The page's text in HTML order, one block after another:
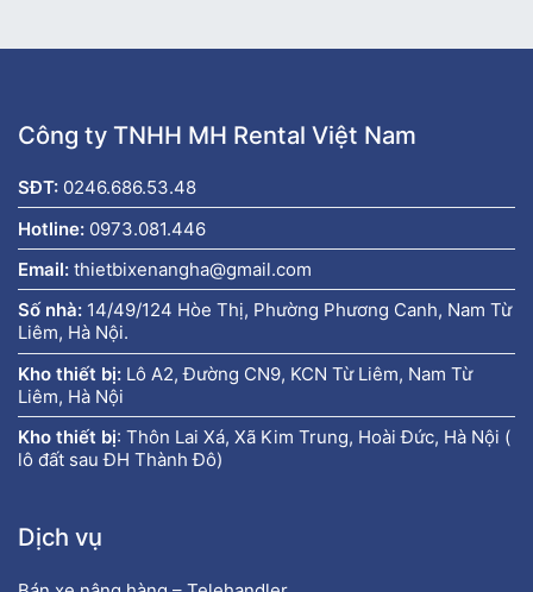
Công ty TNHH MH Rental Việt Nam
SĐT: 0246.686.53.48
Hotline: 0973.081.446
Email: thietbixenangha@gmail.com
Số nhà: 14/49/124 Hòe Thị, Phường Phương Canh, Nam Từ
Liêm, Hà Nội.
Kho thiết bị: Lô A2, Đường CN9, KCN Từ Liêm, Nam Từ
Liêm, Hà Nội
Kho thiết bị: Thôn Lai Xá, Xã Kim Trung, Hoài Đức, Hà Nội (
lô đất sau ĐH Thành Đô)
Dịch vụ